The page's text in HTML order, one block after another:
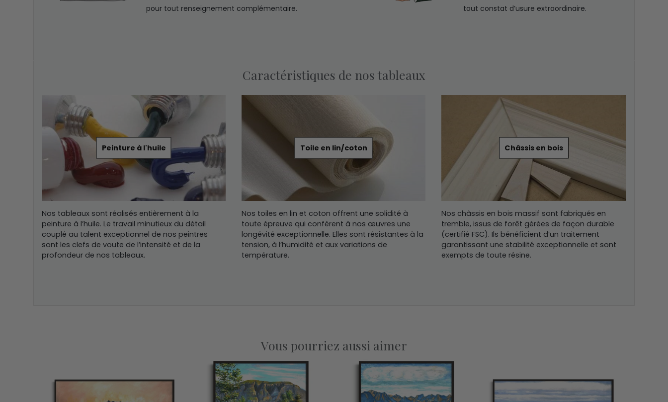
pour tout renseignement complémentaire.
tout constat d’usure extraordinaire.
Caractéristiques de nos tableaux
Peinture à l'huile
Nos tableaux sont réalisés entièrement à la
peinture à l’huile. Le travail minutieux du détail
couplé au talent exceptionnel de nos peintres
sont les clefs de voute de l’intensité et de la
profondeur de nos tableaux.
Toile en lin/coton
Nos toiles en lin et coton offrent une solidité à
toute épreuve qui confèrent à nos œuvres une
longévité exceptionnelle. Elles sont résistantes à la
tension, à l’humidité et aux variations de
température.
Châssis en bois
Nos châssis en bois massif sont fabriqués en
tremble, issus de forêt gérées de façon durable
(certifié FSC). Ils bénéficient d’un traitement
garantissant une stabilité exceptionnelle et sont
exempts de toute résine.
Vous pourriez aussi aimer